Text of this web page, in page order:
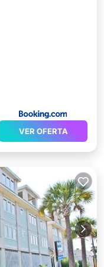
VER OFERTA